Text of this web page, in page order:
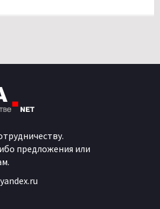
предложения или